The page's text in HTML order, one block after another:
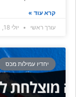
קרא עוד »
עורך ראשי
יולי 18, 2024
יחדיו עמילות מכס